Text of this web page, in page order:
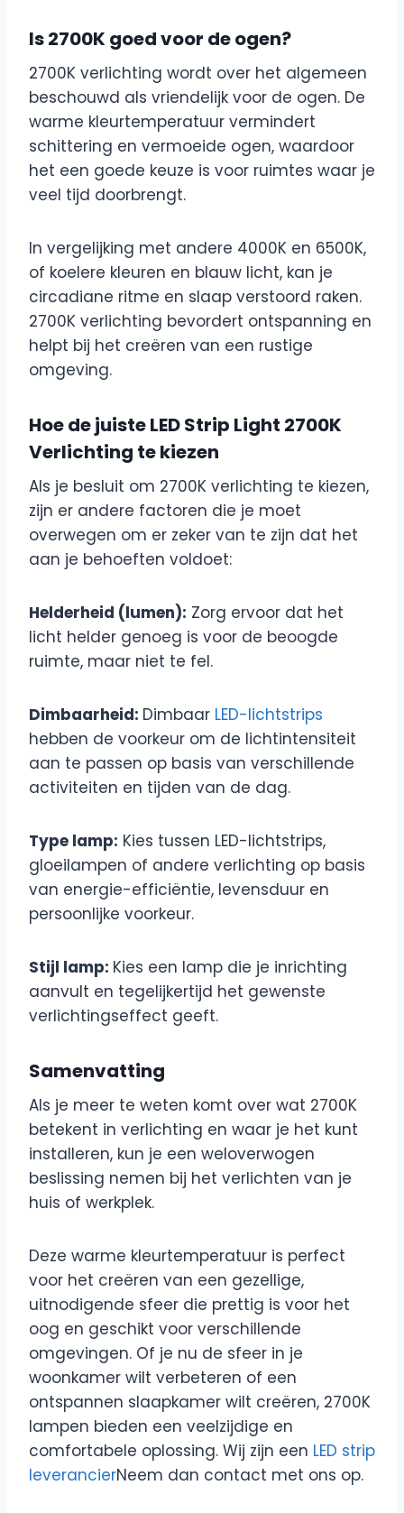
Is 2700K goed voor de ogen?
2700K verlichting wordt over het algemeen
beschouwd als vriendelijk voor de ogen. De
warme kleurtemperatuur vermindert
schittering en vermoeide ogen, waardoor
het een goede keuze is voor ruimtes waar je
veel tijd doorbrengt.
In vergelijking met andere 4000K en 6500K,
of koelere kleuren en blauw licht, kan je
circadiane ritme en slaap verstoord raken.
2700K verlichting bevordert ontspanning en
helpt bij het creëren van een rustige
omgeving.
Hoe de juiste LED Strip Light 2700K
Verlichting te kiezen
Als je besluit om 2700K verlichting te kiezen,
zijn er andere factoren die je moet
overwegen om er zeker van te zijn dat het
aan je behoeften voldoet:
Helderheid (lumen): Zorg ervoor dat het
licht helder genoeg is voor de beoogde
ruimte, maar niet te fel.
Dimbaarheid: Dimbaar LED-lichtstrips
hebben de voorkeur om de lichtintensiteit
aan te passen op basis van verschillende
activiteiten en tijden van de dag.
Type lamp: Kies tussen LED-lichtstrips,
gloeilampen of andere verlichting op basis
van energie-efficiëntie, levensduur en
persoonlijke voorkeur.
Stijl lamp: Kies een lamp die je inrichting
aanvult en tegelijkertijd het gewenste
verlichtingseffect geeft.
Samenvatting
Als je meer te weten komt over wat 2700K
betekent in verlichting en waar je het kunt
installeren, kun je een weloverwogen
beslissing nemen bij het verlichten van je
huis of werkplek.
Deze warme kleurtemperatuur is perfect
voor het creëren van een gezellige,
uitnodigende sfeer die prettig is voor het
oog en geschikt voor verschillende
omgevingen. Of je nu de sfeer in je
woonkamer wilt verbeteren of een
ontspannen slaapkamer wilt creëren, 2700K
lampen bieden een veelzijdige en
comfortabele oplossing. Wij zijn een LED strip
leverancierNeem dan contact met ons op.